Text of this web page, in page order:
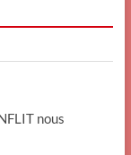
nous